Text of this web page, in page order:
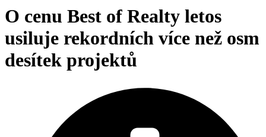
O cenu Best of Realty letos
usiluje rekordních více než osm
desítek projektů